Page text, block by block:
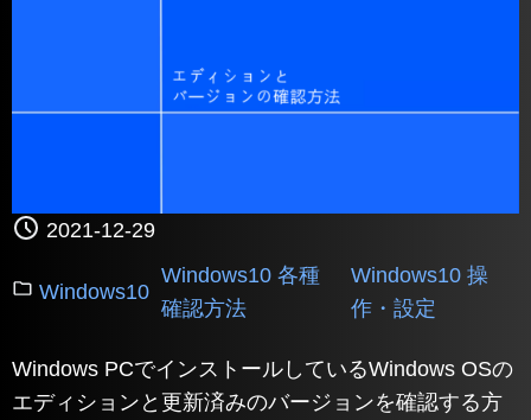
2021-12-29
Windows10
Windows10 各種
確認方法
Windows10 操
作・設定
Windows PCでインストールしているWindows OSの
エディションと更新済みのバージョンを確認する方